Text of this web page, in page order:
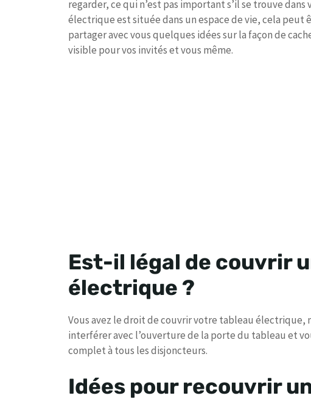
regarder, ce qui n’est pas important s’il se trouve
électrique est située dans un espace de vie, cela peut
partager avec vous quelques idées sur la façon de
visible pour vos invités et vous même.
Est-il légal de couvrir
électrique ?
Vous avez le droit de couvrir votre tableau électrique,
interférer avec l’ouverture de la porte du tableau et
complet à tous les disjoncteurs.
Idées pour recouvrir